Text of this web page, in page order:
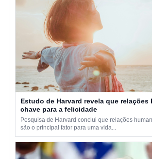
Estudo de Harvard revela que relações
chave para a felicidade
Pesquisa de Harvard conclui que relações
são o principal fator para uma vida...